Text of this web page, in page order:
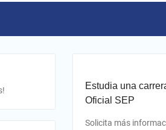
Estudia una
Oficial SEP
Solicita más